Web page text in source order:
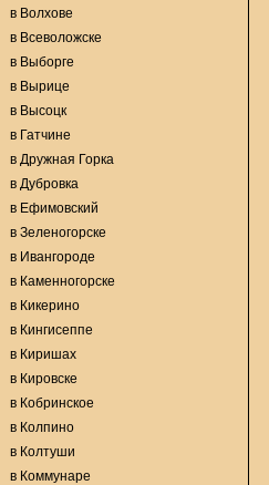
в Волхове
в Всеволожске
в Выборге
в Вырице
в Высоцк
в Гатчине
в Дружная Горка
в Дубровка
в Ефимовский
в Зеленогорске
в Ивангороде
в Каменногорске
в Кикерино
в Кингисеппе
в Киришах
в Кировске
в Кобринское
в Колпино
в Колтуши
в Коммунаре